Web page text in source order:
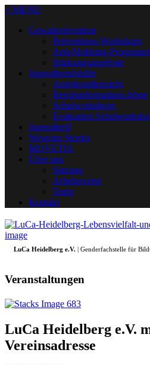
+ MENU
Gewaltprävention
Präventions-Workshops
Anti-Mobbing-Programm
Stärkungsangebote
Jugendberufshilfe
Angebotsübersicht
Berufsinformations-börse
Schulworkshops
Evaluation
Jugendtreff
Weaving Stories
MOVETIA
Über uns
Satzung
Arbeitsweise
Team
Kontakt
LuCa Heidelberg e.V. | Genderfachstelle für
Veranstaltungen
LuCa Heidelberg e.V.
Vereinsadresse